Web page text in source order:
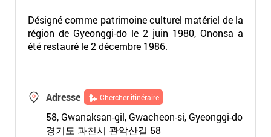
Désigné comme patrimoine culturel matériel de la
région de Gyeonggi-do le 2 juin 1980, Ononsa a
été restauré le 2 décembre 1986.
Adresse Chercher itinéraire
58, Gwanaksan-gil, Gwacheon-si, Gyeonggi-do
경기도 과천시 관악산길 58